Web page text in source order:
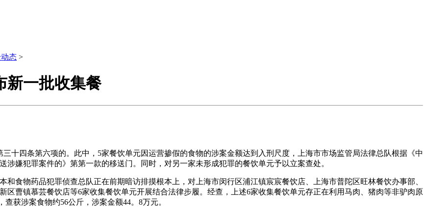
态 >
一批收集餐
四条第六项的。此中，5家餐饮单元因运营掺假的食物的涉案金额达到入刑尺度，上海市市场监管局法律总队根据《中
嫌犯罪案件的》第第一款的移送门。同时，对另一家未形成犯罪的餐饮单元予以立案查处。
食物药品犯罪侦查总队正在前期暗访排摸根本上，对上海市闵行区浦江镇宸宸餐饮店、上海市普陀区旺林餐饮办事部、
区曹镇慕芸餐饮店等6家收集餐饮单元开展结合法律步履。经查，上述6家收集餐饮单元存正在利用马肉、猪肉等非驴肉原
获涉案食物约56公斤，涉案金额44。8万元。